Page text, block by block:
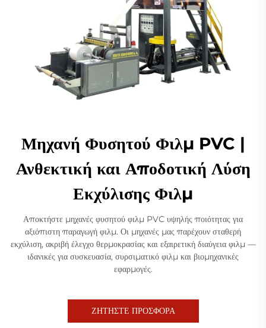
Μηχανή Φυσητού Φιλμ PVC |
Ανθεκτική και Αποδοτική Λύση
Εκχύλισης Φιλμ
Αποκτήστε μηχανές φυσητού φιλμ PVC υψηλής ποιότητας για
αξιόπιστη παραγωγή φιλμ. Οι μηχανές μας παρέχουν σταθερή
εκχύλιση, ακριβή έλεγχο θερμοκρασίας και εξαιρετική διαύγεια φιλμ —
ιδανικές για συσκευασία, συρσιματικό φιλμ και βιομηχανικές
εφαρμογές.
ΖΗΤΗΣΤΕ ΠΡΟΣΦΟΡΑ